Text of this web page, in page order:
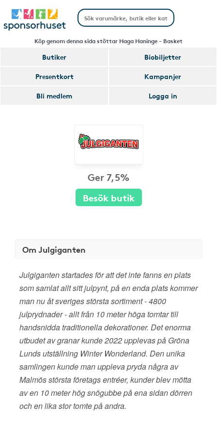
Köp genom denna sida stöttar Haga Haninge - Basket
Butiker
Biobiljetter
Presentkort
Kampanjer
Bli medlem
Logga in
Ger 7,5%
Besök butik
Om Julgiganten
Julgiganten startades för att det inte fanns en plats
som samlat allt sitt julpynt, på en enda plats kommer
man nu åt sveriges största sortiment - 4800
julprydnader - allt från 10 meter höga tomtar till
handsnidda traditionella dekorationer. Det enorma
utbudet av granar kunde 2022 upplevas på Gröna
Lunds utställning Winter Wonderland. Den unika
samlingen kunde man uppleva pryda några av
Malmös största företags entréer, kunder blev mötta
av en 10 meter hög snögubbe på ena sidan dörren
och en lika stor tomte på andra.